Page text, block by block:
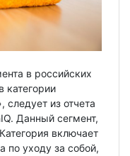
в российских
категории
следует из отчета
Данный сегмент,
включает
по уходу за собой,